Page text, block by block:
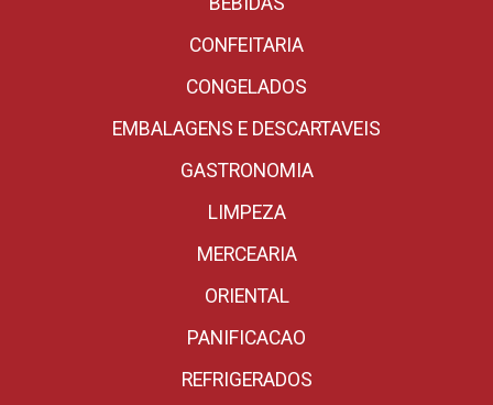
CONFEITARIA
CONGELADOS
EMBALAGENS E DESCARTAVEIS
GASTRONOMIA
LIMPEZA
MERCEARIA
ORIENTAL
PANIFICACAO
REFRIGERADOS